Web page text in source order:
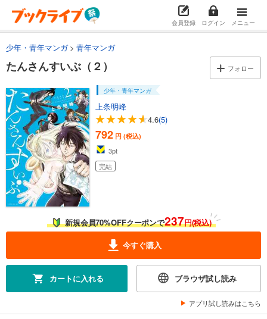
会員登録 ログイン メニュー
少年・青年マンガ 青年マンガ
たんさんすいぶ（２） フォロー
少年・青年マンガ
上条明峰
4.6(5)
792 円 (税込)
3pt
完結
新規会員70%OFFクーポンで237円(税込)
今すぐ購入
カートに入れる ブラウザ試し読み
アプリ試し読みはこちら